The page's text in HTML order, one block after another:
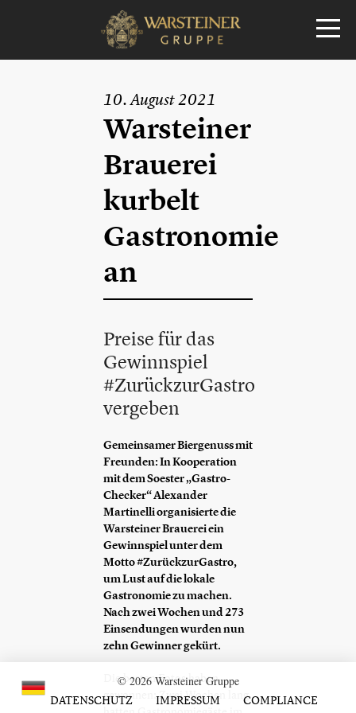
10. August 2021
Warsteiner
Brauerei
kurbelt
Gastronomie
an
Preise für das
Gewinnspiel
#ZurückzurGastro
vergeben
Gemeinsamer Biergenuss mit
Freunden: In Kooperation
mit dem Soester „Gastro-
Checker“ Alexander
Martinelli organisierte die
Warsteiner Brauerei ein
Gewinnspiel unter dem
Motto #ZurückzurGastro,
um Lust auf die lokale
Gastronomie zu machen.
Nach zwei Wochen und 273
Einsendungen wurden nun
zehn Gewinner gekürt.
Die besten Fotos haben
gewonnen: Zwei Wochen lang
© 2026 Warsteiner Gruppe
DATENSCHUTZ
IMPRESSUM COMPLIANCE